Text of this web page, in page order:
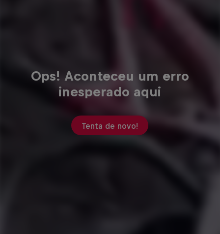
Ops! Aconteceu um erro
inesperado aqui
Tenta de novo!